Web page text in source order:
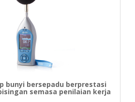
bunyi bersepadu berprestasi
semasa penilaian kerja